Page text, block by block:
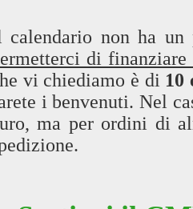
calendario non ha
di finanziare
vi chiediamo è di 10
i benvenuti. Nel
ma per ordini di